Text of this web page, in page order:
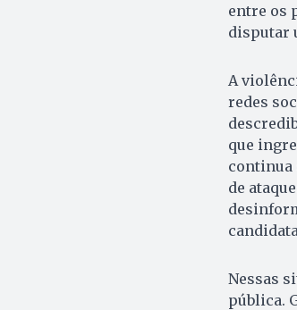
entre os
disputar
A
redes
que
continua
de
Nessas
pública.